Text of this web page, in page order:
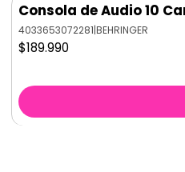
Consola de Audio 10
4033653072281|BEHRINGER
$189.990